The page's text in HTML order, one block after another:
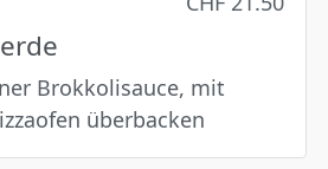
Brokkolisauce, mit
überbacken